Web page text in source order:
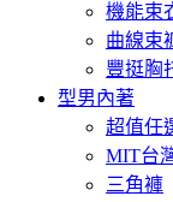
機能束
曲線束
豐挺胸
型男內著
超值任
MIT台
三角褲